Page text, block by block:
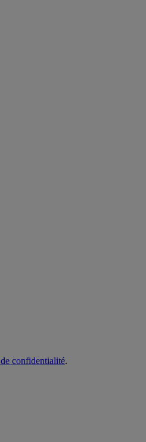
confidentialité.